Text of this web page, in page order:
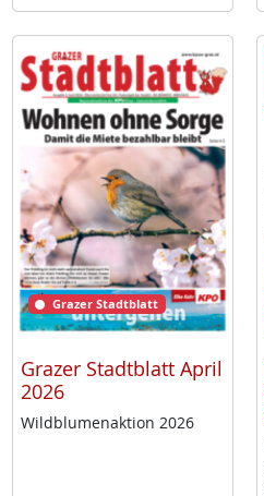
Grazer Stadtblatt
Grazer Stadtblatt April
2026
Wild­blu­men­ak­ti­on 2026